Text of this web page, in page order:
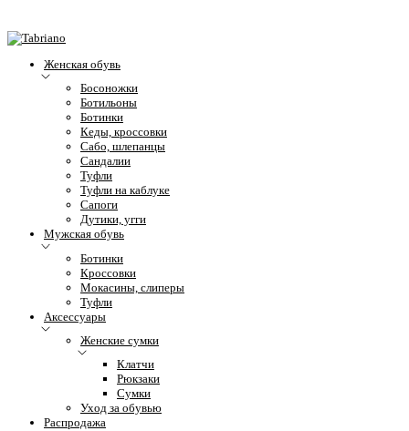
Женская обувь
Босоножки
Ботильоны
Ботинки
Кеды, кроссовки
Сабо, шлепанцы
Сандалии
Туфли
Туфли на каблуке
Сапоги
Дутики, угги
Мужская обувь
Ботинки
Кроссовки
Мокасины, слиперы
Туфли
Аксессуары
Женские сумки
Клатчи
Рюкзаки
Сумки
Уход за обувью
Распродажа